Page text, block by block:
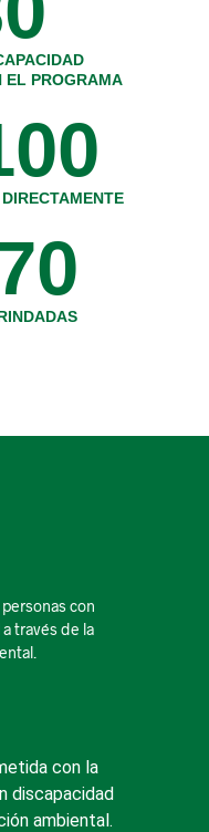
EL PROGRAMA
con
través de la
con la
discapacidad
ambiental.